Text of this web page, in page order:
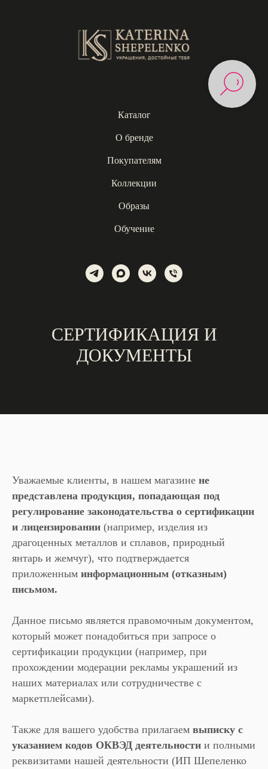
Каталог
О бренде
Покупателям
Коллекции
Образы
Обучение
СЕРТИФИКАЦИЯ И
ДОКУМЕНТЫ
Уважаемые клиенты, в нашем магазине не
представлена продукция, попадающая под
регулирование законодательства о сертификации
и лицензировании (например, изделия из
драгоценных металлов и сплавов, природный
янтарь и жемчуг), что подтверждается
приложенным информационным (отказным)
письмом.
Данное письмо является правомочным документом,
который может понадобиться при запросе о
сертификации продукции (например, при
прохождении модерации рекламы украшений из
наших материалах или сотрудничестве с
маркетплейсами).
Также для вашего удобства прилагаем выписку с
указанием кодов ОКВЭД деятельности и полными
реквизитами нашей деятельности (ИП Шепеленко